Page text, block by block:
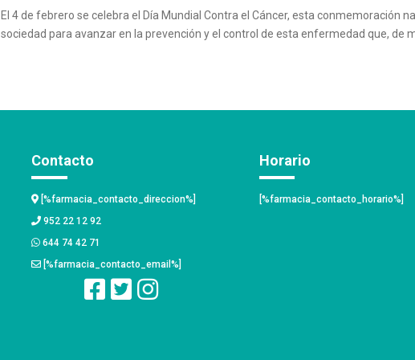
El 4 de febrero se celebra el Día Mundial Contra el Cáncer, esta conmemoración
sociedad para avanzar en la prevención y el control de esta enfermedad que, de
Contacto
[%farmacia_contacto_direccion%]
952 22 12 92
644 74 42 71
[%farmacia_contacto_email%]
Horario
[%farmacia_contacto_horario%]